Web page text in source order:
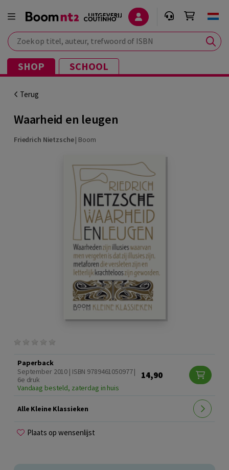
Zoek op titel, auteur, trefwoord of ISBN
SHOP SCHOOL
Terug
Waarheid en leugen
Friedrich Nietzsche| Boom
Paperback
September 2010 | ISBN 9789461050977 |
6e druk
Vandaag besteld, zaterdag in huis
14,90
Alle Kleine Klassieken
Plaats op wensenlijst